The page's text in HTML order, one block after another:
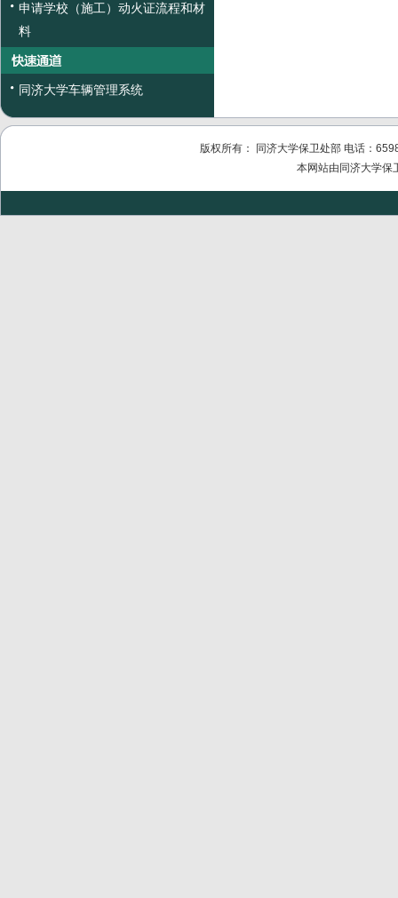
申请学校（施工）动火证流程和材
料
同济大学车辆管理系统
版权所有： 同济大学保卫处部 电话：
本网站由同济大学保